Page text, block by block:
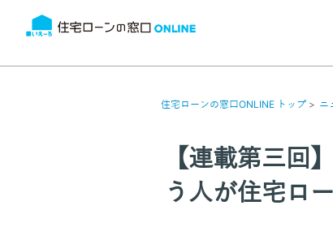
住宅ローンの窓口ONLINE トップ ニ
【連載第三回
う人が住宅ロ